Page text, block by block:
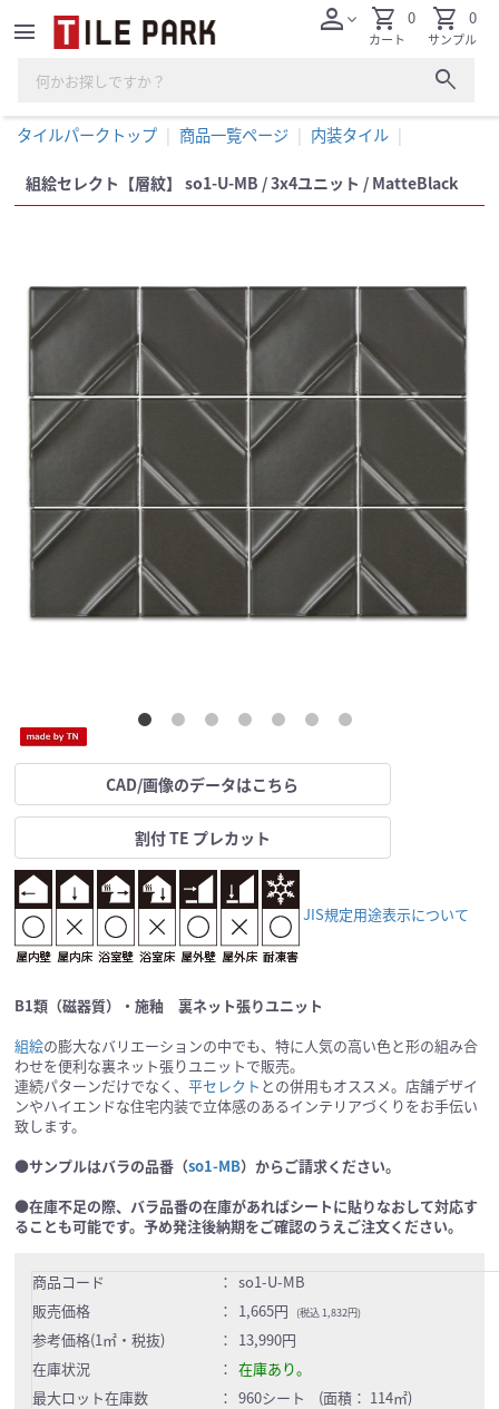
menu
search
personexpand_more shopping_cart
カート
0 shopping_cart
サンプル
0
タイルパークトップ 商品一覧ページ 内装タイル
組絵セレクト【層紋】 so1-U-MB / 3x4ユニット / MatteBlack
CAD/画像のデータはこちら
割付 TE プレカット
JIS規定用途表示について
B1類（磁器質）・施釉 裏ネット張りユニット
組絵の膨大なバリエーションの中でも、特に人気の高い色と形の組み合
わせを便利な裏ネット張りユニットで販売。
連続パターンだけでなく、 平セレクト との併用もオススメ。店舗デザイ
ンやハイエンドな住宅内装で立体感のあるインテリアづくりをお手伝い
致します。
●サンプルはバラの品番（so1-MB）からご請求ください。
●在庫不足の際、バラ品番の在庫があればシートに貼りなおして対応す
ることも可能です。予め発注後納期をご確認のうえご注文ください。
商品コード ： so1-U-MB
販売価格
： 1,665円 (税込 1,832円)
参考価格(1㎡・税抜) ： 13,990円
在庫状況
： 在庫あり。
最大ロット在庫数
：
960シート (面積： 114㎡)